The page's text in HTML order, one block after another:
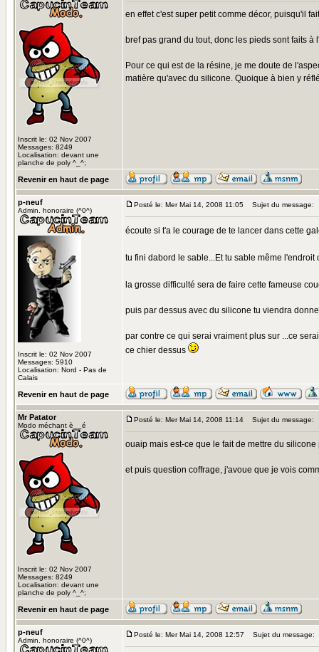
Inscrit le: 02 Nov 2007
Messages: 8249
Localisation: devant une
planche de poly ^_^;
en effet c'est super petit comme décor, puisqu'il
bref pas grand du tout, donc les pieds sont faits
Pour ce qui est de la résine, je me doute de
matière qu'avec du silicone. Quoique à bien y
Revenir en haut de page
p-neuf
Admin. honoraire (^0^)
Inscrit le: 02 Nov 2007
Messages: 5910
Localisation: Nord - Pas de
Calais
Posté le: Mer Mai 14, 2008 11:05 Sujet du message:
écoute si t'a le courage de te lancer dans cette
tu fini dabord le sable...Et tu sable même
la grosse difficulté sera de faire cette fameuse
puis par dessus avec du silicone tu viendra
par contre ce qui serai vraiment plus sur ...ce
ce chier dessus
Revenir en haut de page
Mr Patator
Modo méchant è__é
Inscrit le: 02 Nov 2007
Messages: 8249
Localisation: devant une
planche de poly ^_^;
Posté le: Mer Mai 14, 2008 11:14 Sujet du message:
ouaip mais est-ce que le fait de mettre du
et puis question coffrage, j'avoue que je vois
Revenir en haut de page
p-neuf
Admin. honoraire (^0^)
Posté le: Mer Mai 14, 2008 12:57 Sujet du message: